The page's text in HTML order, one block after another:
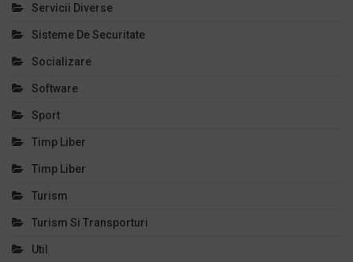
Servicii Diverse
Sisteme De Securitate
Socializare
Software
Sport
Timp Liber
Timp Liber
Turism
Turism Si Transporturi
Util